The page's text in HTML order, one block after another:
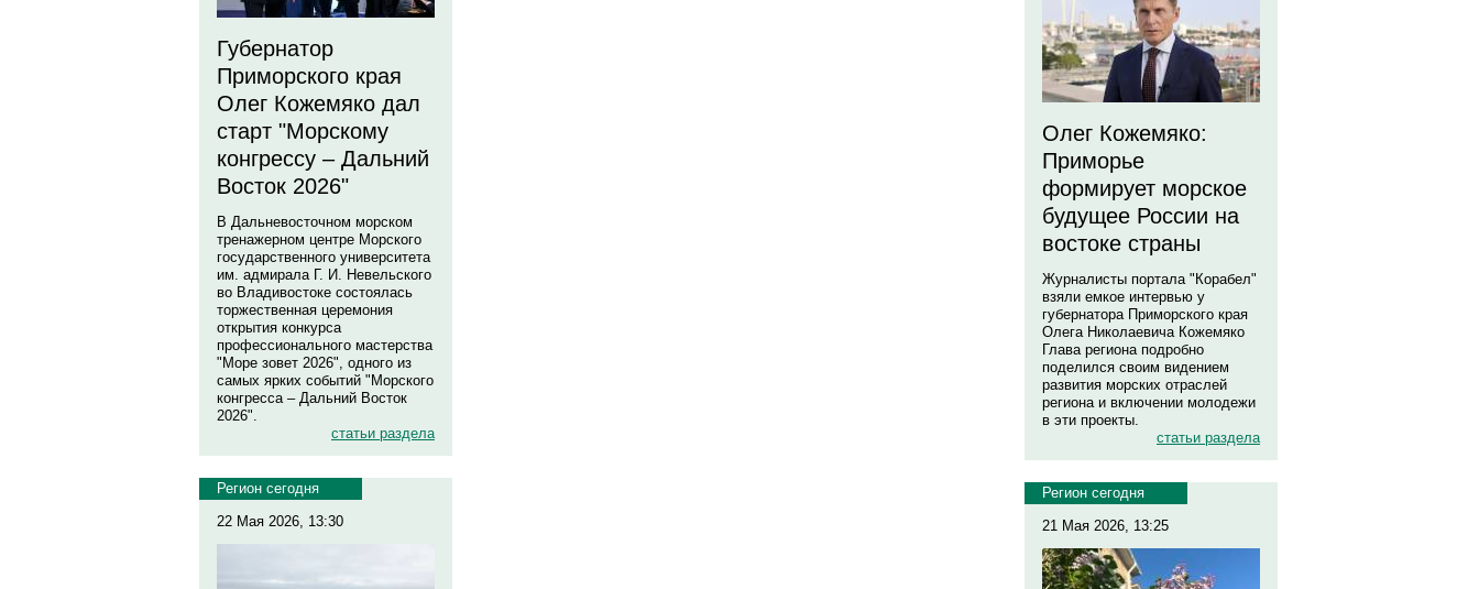
Губернатор
Приморского края
Олег Кожемяко дал
старт "Морскому
конгрессу – Дальний
Восток 2026"
В Дальневосточном морском
тренажерном центре Морского
государственного университета
им. адмирала Г. И. Невельского
во Владивостоке состоялась
торжественная церемония
открытия конкурса
профессионального мастерства
"Море зовет 2026", одного из
самых ярких событий "Морского
конгресса – Дальний Восток
2026".
статьи раздела
Регион сегодня
22 Мая 2026, 13:30
Олег Кожемяко:
Приморье
формирует морское
будущее России на
востоке страны
Журналисты портала "Корабел"
взяли емкое интервью у
губернатора Приморского края
Олега Николаевича Кожемяко
Глава региона подробно
поделился своим видением
развития морских отраслей
региона и включении молодежи
в эти проекты.
статьи раздела
Регион сегодня
21 Мая 2026, 13:25